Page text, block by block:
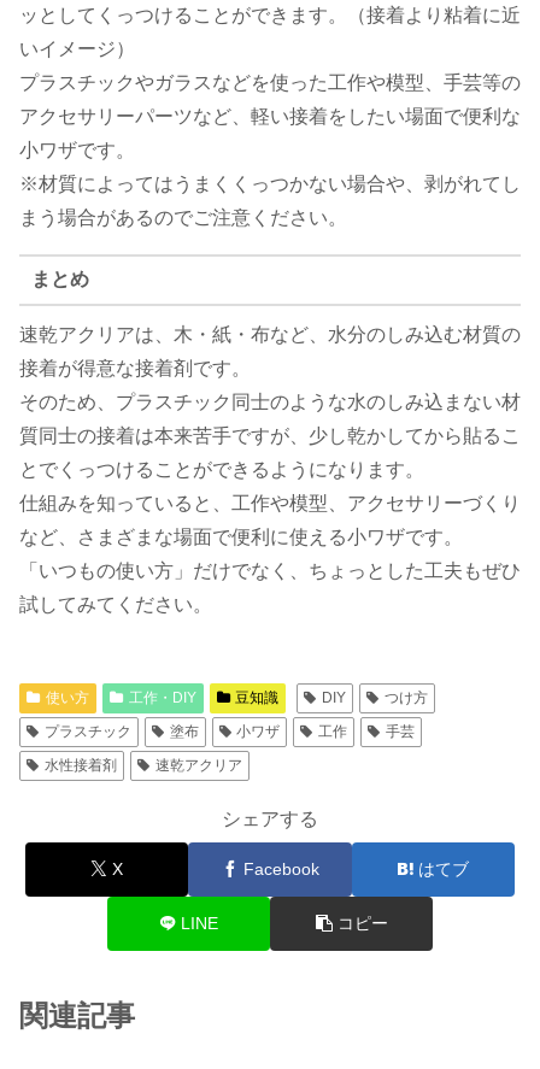
ッとしてくっつけることができます。（接着より粘着に近
いイメージ）
プラスチックやガラスなどを使った工作や模型、手芸等の
アクセサリーパーツなど、軽い接着をしたい場面で便利な
小ワザです。
※材質によってはうまくくっつかない場合や、剥がれてし
まう場合があるのでご注意ください。
まとめ
速乾アクリアは、木・紙・布など、水分のしみ込む材質の
接着が得意な接着剤です。
そのため、プラスチック同士のような水のしみ込まない材
質同士の接着は本来苦手ですが、少し乾かしてから貼るこ
とでくっつけることができるようになります。
仕組みを知っていると、工作や模型、アクセサリーづくり
など、さまざまな場面で便利に使える小ワザです。
「いつもの使い方」だけでなく、ちょっとした工夫もぜひ
試してみてください。
使い方 工作・DIY 豆知識 DIY
つけ方
プラスチック
塗布 小ワザ 工作
手芸
水性接着剤
速乾アクリア
シェアする
X Facebook はてブ
LINE コピー
関連記事